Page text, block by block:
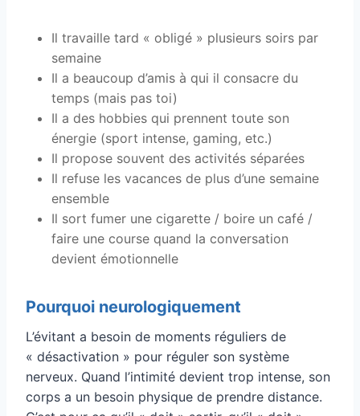
Il travaille tard « obligé » plusieurs soirs par
semaine
Il a beaucoup d’amis à qui il consacre du
temps (mais pas toi)
Il a des hobbies qui prennent toute son
énergie (sport intense, gaming, etc.)
Il propose souvent des activités séparées
Il refuse les vacances de plus d’une semaine
ensemble
Il sort fumer une cigarette / boire un café /
faire une course quand la conversation
devient émotionnelle
Pourquoi neurologiquement
L’évitant a besoin de moments réguliers de
« désactivation » pour réguler son système
nerveux. Quand l’intimité devient trop intense, son
corps a un besoin physique de prendre distance.